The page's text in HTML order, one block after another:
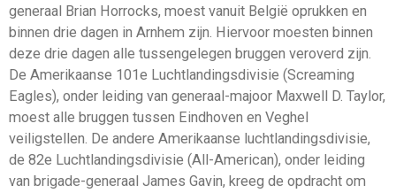
generaal Brian Horrocks, moest vanuit België oprukken en
binnen drie dagen in Arnhem zijn. Hiervoor moesten binnen
deze drie dagen alle tussengelegen bruggen veroverd zijn.
De Amerikaanse 101e Luchtlandingsdivisie (Screaming
Eagles), onder leiding van generaal-majoor Maxwell D. Taylor,
moest alle bruggen tussen Eindhoven en Veghel
veiligstellen. De andere Amerikaanse luchtlandingsdivisie,
de 82e Luchtlandingsdivisie (All-American), onder leiding
van brigade-generaal James Gavin, kreeg de opdracht om